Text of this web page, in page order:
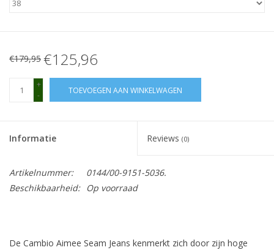
€179,95 €125,96
+
-
TOEVOEGEN AAN WINKELWAGEN
Informatie Reviews (0)
Artikelnummer:
0144/00-9151-5036.
Beschikbaarheid:
Op voorraad
De Cambio Aimee Seam Jeans kenmerkt zich door zijn hoge